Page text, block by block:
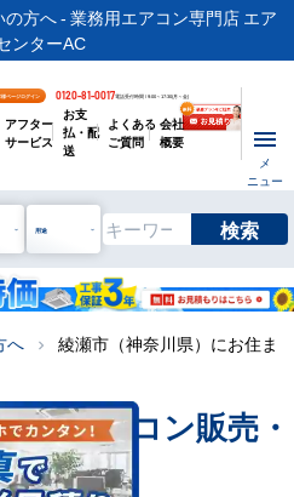
方へ - 業務用エアコン専門店 エア
ンターAC
様ページログイン 0120-81-0017電話受付時間 / 9:00～17:30(月～金)
アフター
サービス
お支
払・配
送
よくある
ご質問
会社
概要
メ
ニュー
用途 検索
へ chevron_right
綾瀬市（神奈川県）にお住ま
用エアコン販売・
す